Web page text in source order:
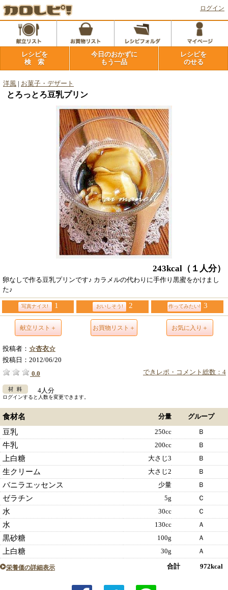
ログイン
レシピを
検 索
今日のおかずに
もう一品
レシピを
のせる
洋風 お菓子・デザート
とろっとろ豆乳プリン
243kcal （１人分）
卵なしで作る豆乳プリンです♪ カラメルの代わりに手作り黒蜜をかけまし
た♪
写真ナイス! 1 おいしそう! 2 作ってみたい! 3
献立リスト＋ お買物リスト＋ お気に入り＋
投稿者： ☆杏衣☆
投稿日： 2012/06/20
できレポ・コメント総数：4
0.0
4人分
ログインすると人数を変更できます。
食材名 分量 グループ
豆乳 250cc Ｂ
牛乳 200cc Ｂ
上白糖 大さじ3 Ｂ
生クリーム 大さじ2 Ｂ
バニラエッセンス 少量 Ｂ
ゼラチン 5g Ｃ
水 30cc Ｃ
水 130cc Ａ
黒砂糖 100g Ａ
上白糖 30g Ａ
栄養価の詳細表示 合計 972kcal